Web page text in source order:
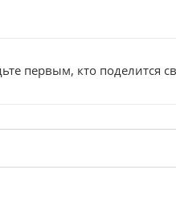
первым, кто поделится